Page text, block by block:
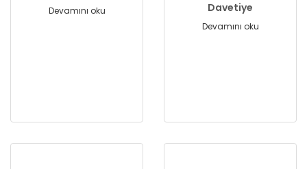
Devamını oku
Davetiye
Devamını oku